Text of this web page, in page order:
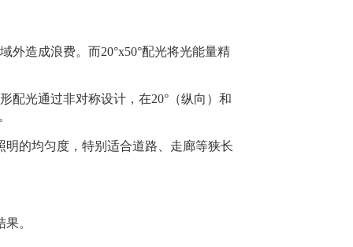
外造成浪费。而20°x50°配光将光能量精
配光通过非对称设计，在20°（纵向）和
的均匀度，特别适合道路、走廊等狭长
。